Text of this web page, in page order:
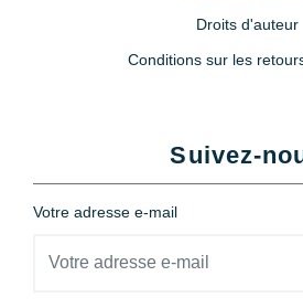
Droits d'auteur
Conditions sur les
Suivez-
Votre adresse e-mail